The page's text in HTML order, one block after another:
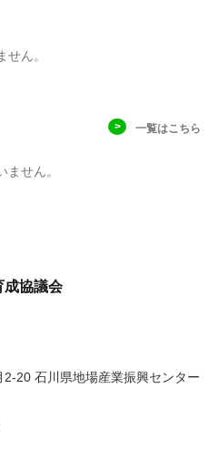
ん。
一覧はこちら
せん。
成協議会
2-20 石川県地場産業振興センター